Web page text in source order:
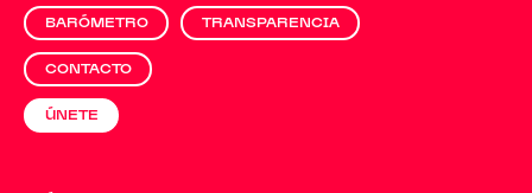
BARÓMETRO TRANSPARENCIA
CONTACTO
ÚNETE